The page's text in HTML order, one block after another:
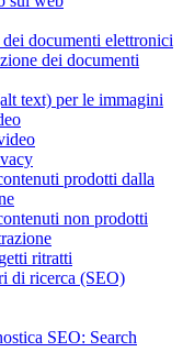
documenti elettronici
dei documenti
text) per le immagini
prodotti dalla
non prodotti
ritratti
di ricerca (SEO)
SEO: Search